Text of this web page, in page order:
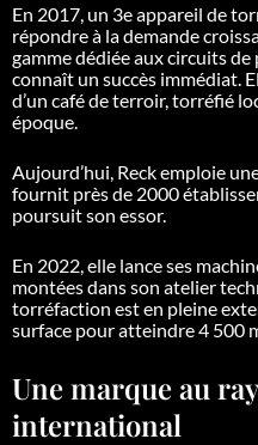
En 2017, un 3e appareil de
répondre à la demande
gamme dédiée aux circuits
connaît un succès immédiat.
d’un café de terroir, torréfié
époque.
Aujourd’hui, Reck emploie
fournit près de 2000
poursuit son essor.
En 2022, elle lance ses
montées dans son atelier
torréfaction est en pleine
surface pour atteindre 4 500
Une marque au
international